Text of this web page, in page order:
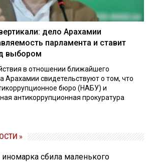
дело Арахамии
парламента и ставит
выбором
в отношении ближайшего
Арахамии свидетельствуют о том, что
бюро (НАБУ) и
антикоррупционная прокуратура
»
сбила маленького